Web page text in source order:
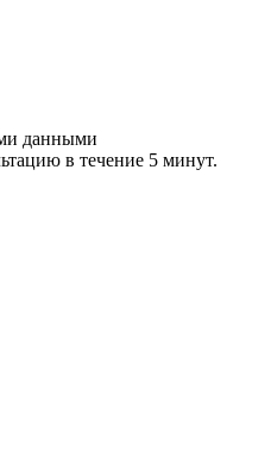
данными
в течение 5 минут.